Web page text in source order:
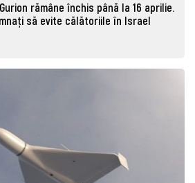
rămâne închis până la 16 aprilie.
să evite călătoriile în Israel